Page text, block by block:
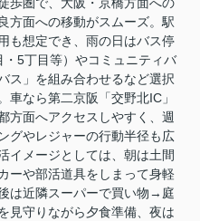
方面への移動がスムーズ。駅
も想定でき、雨の日はバス停
・5丁目等）やコミュニティバ
ス」を組み合わせるなど選択
車なら第二京阪「交野北IC」
方面へアクセスしやすく、週
グやレジャーの行動半径も広
イメージとしては、朝は土間
ーや部活道具をしまって身軽
は近隣スーパーで買い物→庭
見守りながら夕食準備、夜は